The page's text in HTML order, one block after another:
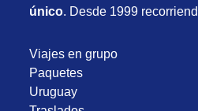
único. Desde 1999
Viajes en grupo
Paquetes
Uruguay